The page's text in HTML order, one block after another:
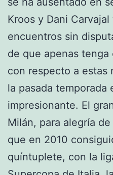
Kroos y Dani
encuentros sin
de que apenas
con respecto a estas
la pasada temporada
impresionante. El
Milán, para alegría
que en 2010
quíntuplete, con la